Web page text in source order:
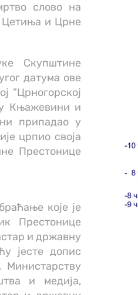
слово на
и Црне
Скупштине
датума ове
”Црногорској
у Књажевини и
припадао у
црпио своја
Престонице
које је
Престонице
и државну
јесте допис
и медија,